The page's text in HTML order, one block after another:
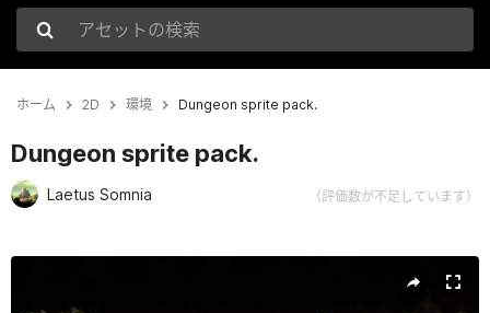
アセットの検索
ホーム 2D 環境 Dungeon sprite pack.
Dungeon sprite pack.
Laetus Somnia （評価数が不足しています）